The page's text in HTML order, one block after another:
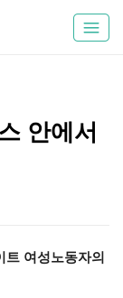
안에서
트 여성노동자의